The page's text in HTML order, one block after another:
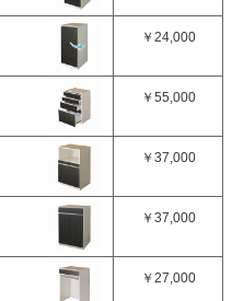
￥24,000
￥55,000
￥37,000
￥37,000
￥27,000